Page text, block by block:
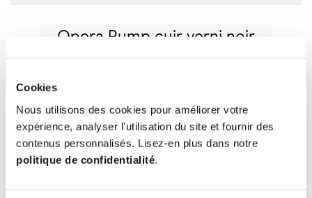
Cookies
Nous utilisons des cookies pour améliorer votre
expérience, analyser l'utilisation du site et fournir des
contenus personnalisés. Lisez-en plus dans notre
politique de confidentialité.
Opera Pump cuir verni noir
des chaussures de smoking.
ACHETEZ